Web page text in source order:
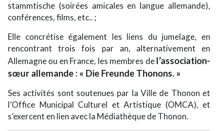
stammtische (soirées amicales en langue allemande),
conférences, films, etc.. ;
Elle concrétise également les liens du jumelage, en
rencontrant trois fois par an, alternativement en
Allemagne ou en France, les membres del’association-
sœur allemande : « Die Freunde Thonons. »
Ses activités sont soutenues par la Ville de Thonon et
l’Office Municipal Culturel et Artistique (OMCA), et
s’exercent en lien avec la Médiathèque de Thonon.